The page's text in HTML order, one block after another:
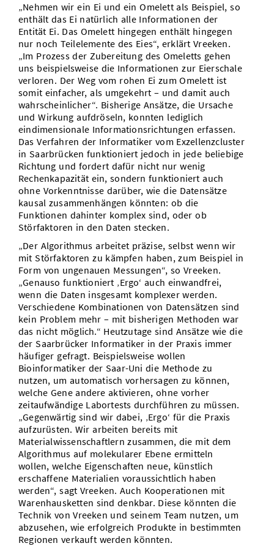
„Nehmen wir ein Ei und ein Omelett als Beispiel, so
enthält das Ei natürlich alle Informationen der
Entität Ei. Das Omelett hingegen enthält hingegen
nur noch Teilelemente des Eies“, erklärt Vreeken.
„Im Prozess der Zubereitung des Omeletts gehen
uns beispielsweise die Informationen zur Eierschale
verloren. Der Weg vom rohen Ei zum Omelett ist
somit einfacher, als umgekehrt – und damit auch
wahrscheinlicher“. Bisherige Ansätze, die Ursache
und Wirkung aufdröseln, konnten lediglich
eindimensionale Informationsrichtungen erfassen.
Das Verfahren der Informatiker vom Exzellenzcluster
in Saarbrücken funktioniert jedoch in jede beliebige
Richtung und fordert dafür nicht nur wenig
Rechenkapazität ein, sondern funktioniert auch
ohne Vorkenntnisse darüber, wie die Datensätze
kausal zusammenhängen könnten: ob die
Funktionen dahinter komplex sind, oder ob
Störfaktoren in den Daten stecken.
„Der Algorithmus arbeitet präzise, selbst wenn wir
mit Störfaktoren zu kämpfen haben, zum Beispiel in
Form von ungenauen Messungen“, so Vreeken.
„Genauso funktioniert ‚Ergo‘ auch einwandfrei,
wenn die Daten insgesamt komplexer werden.
Verschiedene Kombinationen von Datensätzen sind
kein Problem mehr – mit bisherigen Methoden war
das nicht möglich.“ Heutzutage sind Ansätze wie die
der Saarbrücker Informatiker in der Praxis immer
häufiger gefragt. Beispielsweise wollen
Bioinformatiker der Saar-Uni die Methode zu
nutzen, um automatisch vorhersagen zu können,
welche Gene andere aktivieren, ohne vorher
zeitaufwändige Labortests durchführen zu müssen.
„Gegenwärtig sind wir dabei, ‚Ergo‘ für die Praxis
aufzurüsten. Wir arbeiten bereits mit
Materialwissenschaftlern zusammen, die mit dem
Algorithmus auf molekularer Ebene ermitteln
wollen, welche Eigenschaften neue, künstlich
erschaffene Materialien voraussichtlich haben
werden“, sagt Vreeken. Auch Kooperationen mit
Warenhausketten sind denkbar. Diese könnten die
Technik von Vreeken und seinem Team nutzen, um
abzusehen, wie erfolgreich Produkte in bestimmten
Regionen verkauft werden könnten.